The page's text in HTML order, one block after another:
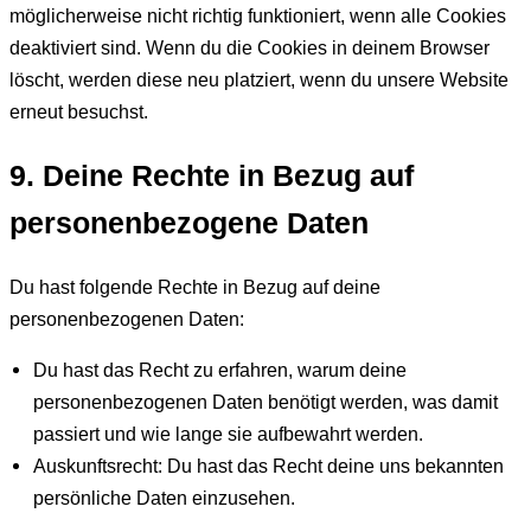
möglicherweise nicht richtig funktioniert, wenn alle Cookies
deaktiviert sind. Wenn du die Cookies in deinem Browser
löscht, werden diese neu platziert, wenn du unsere Website
erneut besuchst.
9. Deine Rechte in Bezug auf
personenbezogene Daten
Du hast folgende Rechte in Bezug auf deine
personenbezogenen Daten:
Du hast das Recht zu erfahren, warum deine
personenbezogenen Daten benötigt werden, was damit
passiert und wie lange sie aufbewahrt werden.
Auskunftsrecht: Du hast das Recht deine uns bekannten
persönliche Daten einzusehen.